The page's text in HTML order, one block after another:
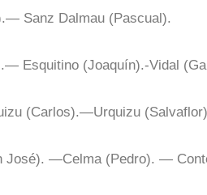
Sanz Dalmau (Pascual).
Esquitino (Joaquín).-Vidal
(Carlos).—Urquizu
José). —Celma (Pedro). —